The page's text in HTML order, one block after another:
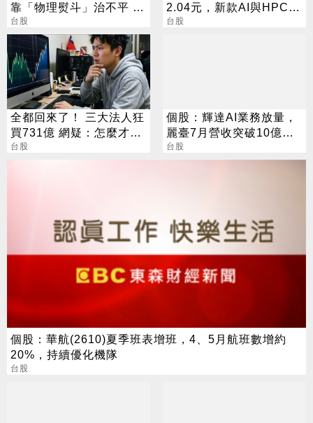
靠「物理熨斗」治不平 營
收狂飆63%
台股
2.04元，新款AI與HPC晶
片到位並放量，外資看好
台股
全都回來了！ 三大法人狂
買731億 網疑：怎麼才漲
這樣
台股
個股：輝達AI業務放量，
麗臺7月營收突破10億大
關，續創新高，Q3動能超
台股
個股：華航(2610)夏季班表增班，4、5月航班數增約
20%，持續優化機隊
台股